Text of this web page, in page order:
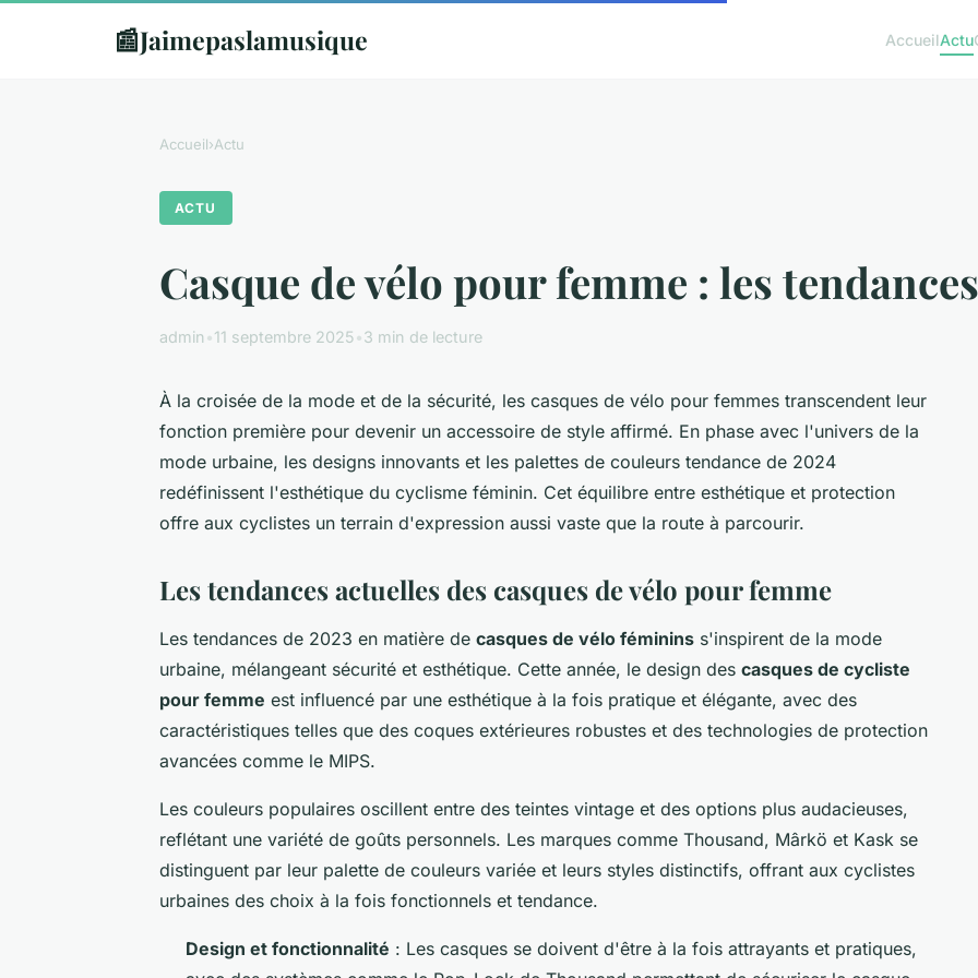
📰Jaimepaslamusique AccueilActu
Accueil›Actu
ACTU
Casque de vélo pour femme : les
admin •11 septembre 2025•3 min de lecture
À la croisée de la mode et de la sécurité, les casques de vélo pour femmes transcendent leur
fonction première pour devenir un accessoire de style affirmé. En phase avec l'univers de la
mode urbaine, les designs innovants et les palettes de couleurs tendance de 2024
redéfinissent l'esthétique du cyclisme féminin. Cet équilibre entre esthétique et protection
offre aux cyclistes un terrain d'expression aussi vaste que la route à parcourir.
Les tendances actuelles des casques de vélo pour femme
Les tendances de 2023 en matière de casques de vélo féminins s'inspirent de la mode
urbaine, mélangeant sécurité et esthétique. Cette année, le design des casques de cycliste
pour femme est influencé par une esthétique à la fois pratique et élégante, avec des
caractéristiques telles que des coques extérieures robustes et des technologies de protection
avancées comme le MIPS.
Les couleurs populaires oscillent entre des teintes vintage et des options plus audacieuses,
reflétant une variété de goûts personnels. Les marques comme Thousand, Mârkö et Kask se
distinguent par leur palette de couleurs variée et leurs styles distinctifs, offrant aux cyclistes
urbaines des choix à la fois fonctionnels et tendance.
Design et fonctionnalité : Les casques se doivent d'être à la fois attrayants et pratiques,